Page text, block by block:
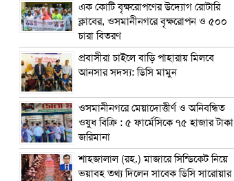
এক কোটি বৃক্ষরোপণের উদ্যোগ রোটারি
ক্লাবের, ওসমানীনগরে বৃক্ষরোপন ও ৫০০
চারা বিতরণ
প্রবাসীরা চাইলে বাড়ি পাহারায় মিলবে
আনসার সদস্য: ডিসি মামুন
ওসমানীনগরে মেয়াদোত্তীর্ণ ও অনিবন্ধিত
ওষুধ বিক্রি : ৫ ফার্মেসিকে ৭৫ হাজার টাকা
জরিমানা
শাহজালাল (রহ.) মাজারে সিন্ডিকেট নিয়ে
ভয়াবহ তথ্য দিলেন সাবেক ডিসি সারোয়ার